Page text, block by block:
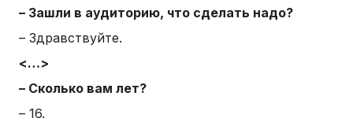
– Зашли в аудиторию, что сделать надо?
– Здравствуйте.
<…>
– Сколько вам лет?
– 16.